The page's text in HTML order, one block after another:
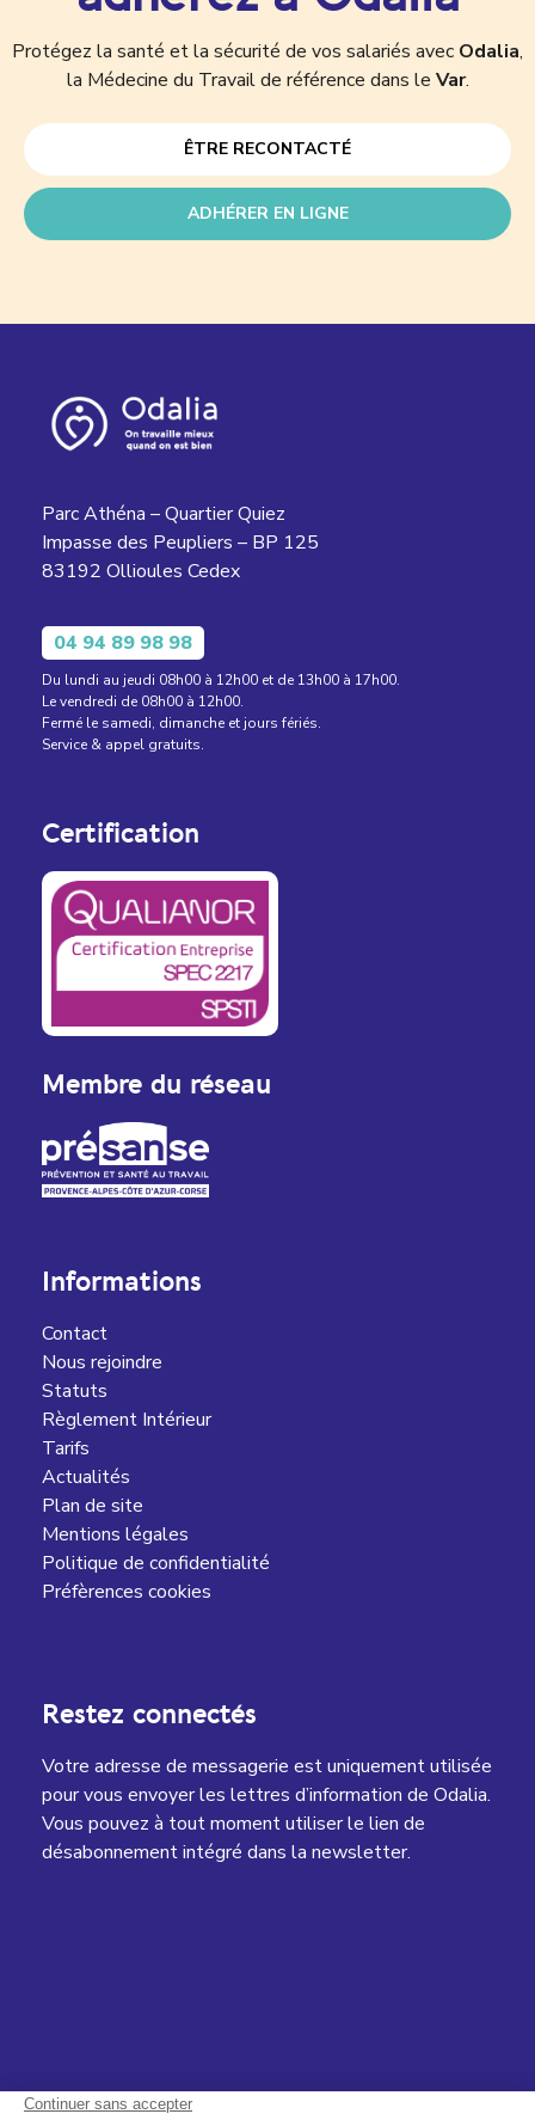
Protégez la santé et la sécurité de vos salariés avec Odalia,
la Médecine du Travail de référence dans le Var.
ÊTRE RECONTACTÉ
ADHÉRER EN LIGNE
Parc Athéna – Quartier Quiez
Impasse des Peupliers – BP 125
83192 Ollioules Cedex
04 94 89 98 98
Du lundi au jeudi 08h00 à 12h00 et de 13h00 à 17h00.
Le vendredi de 08h00 à 12h00.
Fermé le samedi, dimanche et jours fériés.
Service & appel gratuits.
Certification
Membre du réseau
Informations
Contact
Nous rejoindre
Statuts
Règlement Intérieur
Tarifs
Actualités
Plan de site
Mentions légales
Politique de confidentialité
Préfèrences cookies
Restez connectés
Votre adresse de messagerie est uniquement utilisée
pour vous envoyer les lettres d’information de Odalia.
Vous pouvez à tout moment utiliser le lien de
désabonnement intégré dans la newsletter.